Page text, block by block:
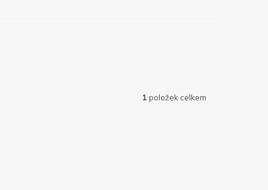
1 položek celkem